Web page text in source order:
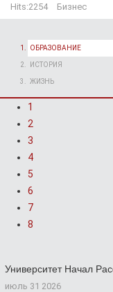
Hits:2254 Бизнес
ОБРАЗОВАНИЕ
ИСТОРИЯ
ЖИЗНЬ
1
2
3
4
5
6
7
8
Университет Начал
июль 31 2026